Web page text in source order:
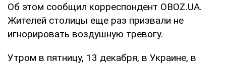
Об этом сообщил корреспондент OBOZ.UA.
Жителей столицы еще раз призвали не
игнорировать воздушную тревогу.
Утром в пятницу, 13 декабря, в Украине, в